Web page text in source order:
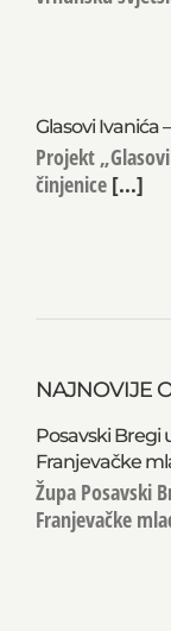
Glasovi Ivanića
Projekt
činjenice [...]
NAJNOVIJE
Posavski Bregi
Franjevačke
Župa Posavski
Franjevačke